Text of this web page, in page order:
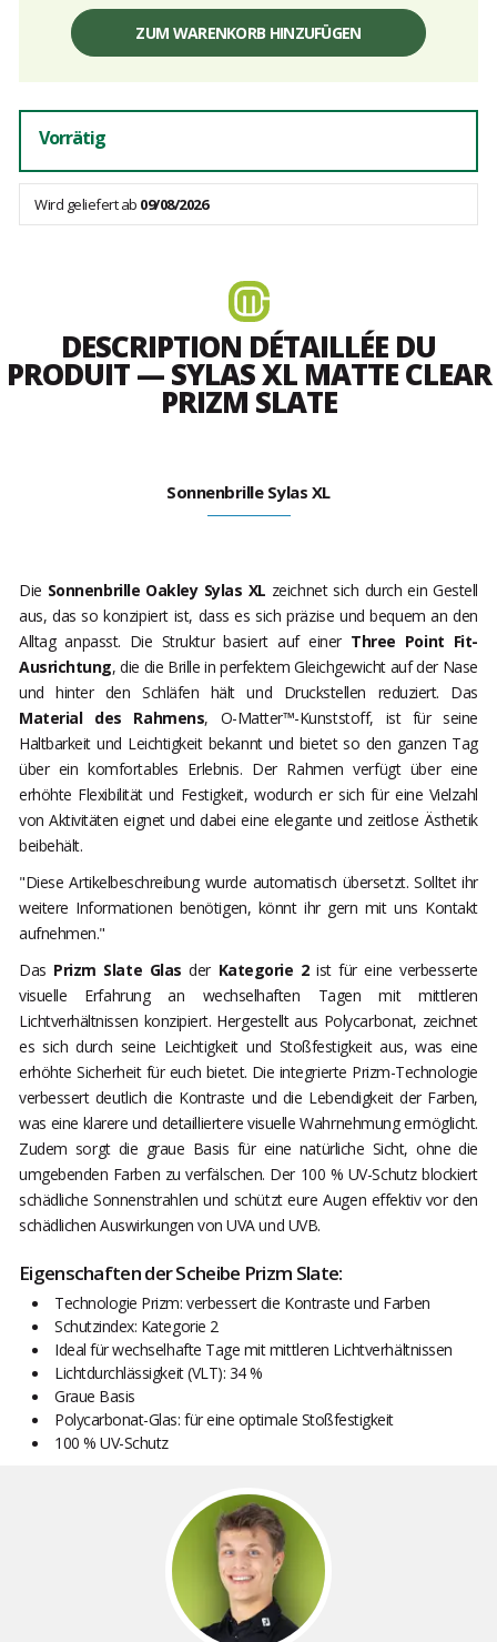
Einzelpreis,
Gebühren
ZUM WARENKORB HINZUFÜGEN
Vorrätig
Wird geliefert ab 09/08/2026
DESCRIPTION DÉTAILLÉE DU
PRODUIT — SYLAS XL MATTE CLEAR
PRIZM SLATE
Sonnenbrille Sylas XL
Die Sonnenbrille Oakley Sylas XL zeichnet sich durch ein Gestell
aus, das so konzipiert ist, dass es sich präzise und bequem an den
Alltag anpasst. Die Struktur basiert auf einer Three Point Fit-
Ausrichtung, die die Brille in perfektem Gleichgewicht auf der Nase
und hinter den Schläfen hält und Druckstellen reduziert. Das
Material des Rahmens, O-Matter™-Kunststoff, ist für seine
Haltbarkeit und Leichtigkeit bekannt und bietet so den ganzen Tag
über ein komfortables Erlebnis. Der Rahmen verfügt über eine
erhöhte Flexibilität und Festigkeit, wodurch er sich für eine Vielzahl
von Aktivitäten eignet und dabei eine elegante und zeitlose Ästhetik
beibehält.
"Diese Artikelbeschreibung wurde automatisch übersetzt. Solltet ihr
weitere Informationen benötigen, könnt ihr gern mit uns Kontakt
aufnehmen."
Das Prizm Slate Glas der Kategorie 2ist für eine verbesserte
visuelle Erfahrung an wechselhaften Tagen mit mittleren
Lichtverhältnissen konzipiert. Hergestellt aus Polycarbonat, zeichnet
es sich durch seine Leichtigkeit und Stoßfestigkeit aus, was eine
erhöhte Sicherheit für euch bietet. Die integrierte Prizm-Technologie
verbessert deutlich die Kontraste und die Lebendigkeit der Farben,
was eine klarere und detailliertere visuelle Wahrnehmung ermöglicht.
Zudem sorgt die graue Basis für eine natürliche Sicht, ohne die
umgebenden Farben zu verfälschen. Der 100 % UV-Schutz blockiert
schädliche Sonnenstrahlen und schützt eure Augen effektiv vor den
schädlichen Auswirkungen von UVA und UVB.
Eigenschaften der Scheibe Prizm Slate:
Technologie Prizm: verbessert die Kontraste und Farben
Schutzindex: Kategorie 2
Ideal für wechselhafte Tage mit mittleren Lichtverhältnissen
Lichtdurchlässigkeit (VLT): 34 %
Graue Basis
Polycarbonat-Glas: für eine optimale Stoßfestigkeit
100 % UV-Schutz